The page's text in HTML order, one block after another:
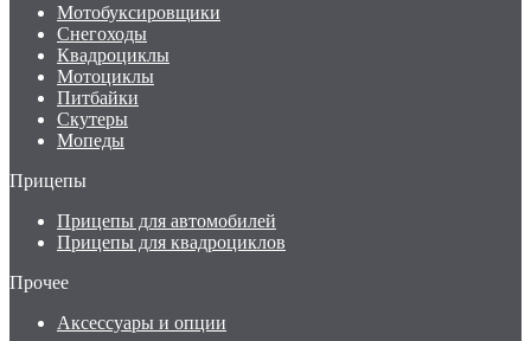
Мотобуксировщики
Снегоходы
Квадроциклы
Мотоциклы
Питбайки
Скутеры
Мопеды
Прицепы
Прицепы для автомобилей
Прицепы для квадроциклов
Прочее
Аксессуары и опции